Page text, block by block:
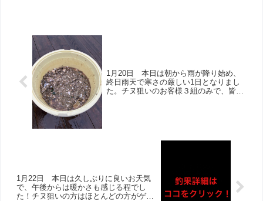
1月20日 本日は朝から雨が降り始め、
終日雨天で寒さの厳しい1日となりまし
た。チヌ狙いのお客様３組のみで、皆様
1月22日 本日は久しぶりに良いお天気
で、午後からは暖かさも感じる程でし
た！チヌ狙いの方はほとんどの方がゲッ